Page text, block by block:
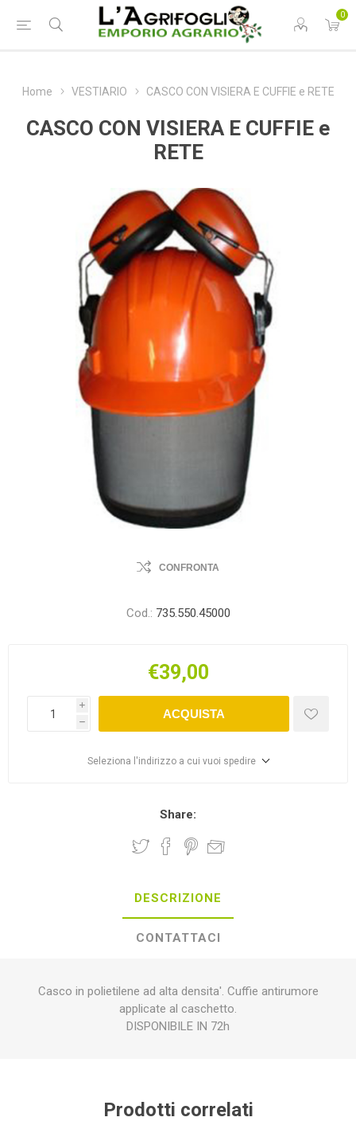
0
Home VESTIARIO CASCO CON VISIERA E CUFFIE e RETE
CASCO CON VISIERA E CUFFIE e
RETE
CONFRONTA
Cod.: 735.550.45000
€39,00
i
h
ACQUISTA
Seleziona l'indirizzo a cui vuoi spedire
Share:
DESCRIZIONE
CONTATTACI
Casco in polietilene ad alta densita'. Cuffie antirumore
applicate al caschetto.
DISPONIBILE IN 72h
Prodotti correlati